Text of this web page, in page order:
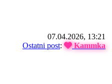
07.04.2026, 13:21
Ostatni post: Kammka